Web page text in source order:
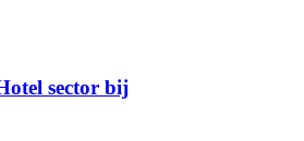
sector bij